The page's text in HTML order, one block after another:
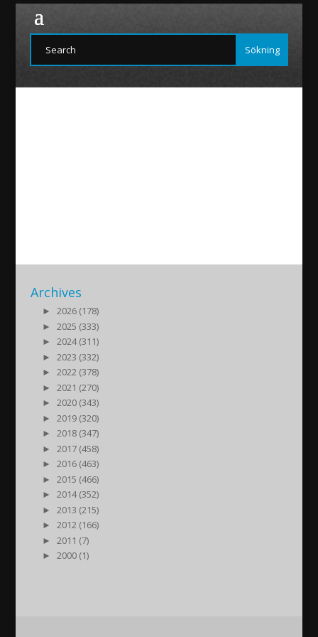
Archives
►
2026 (178)
►
2025 (333)
►
2024 (311)
►
2023 (332)
►
2022 (378)
►
2021 (270)
►
2020 (343)
►
2019 (320)
►
2018 (347)
►
2017 (458)
►
2016 (463)
►
2015 (466)
►
2014 (352)
►
2013 (215)
►
2012 (166)
►
2011 (7)
►
2000 (1)